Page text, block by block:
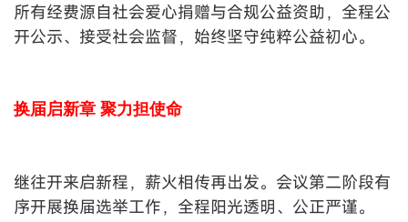
所有经费源自社会爱心捐赠与合规公益资助，全程公
开公示、接受社会监督，始终坚守纯粹公益初心。
换届启新章 聚力担使命
继往开来启新程，薪火相传再出发。会议第二阶段有
序开展换届选举工作，全程阳光透明、公正严谨。